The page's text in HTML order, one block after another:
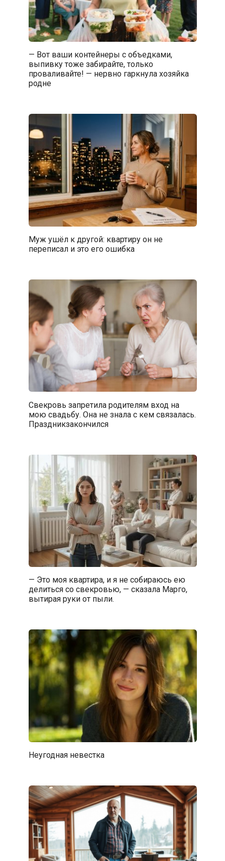
— Вот ваши контейнеры с объедками,
выпивку тоже забирайте, только
проваливайте! — нервно гаркнула хозяйка
родне
Муж ушёл к другой: квартиру он не
переписал и это его ошибка
Свекровь запретила родителям вход на
мою свадьбу. Она не знала с кем связалась.
Праздникзакончился
— Это моя квартира, и я не собираюсь ею
делиться со свекровью, — сказала Марго,
вытирая руки от пыли.
Неугодная невестка